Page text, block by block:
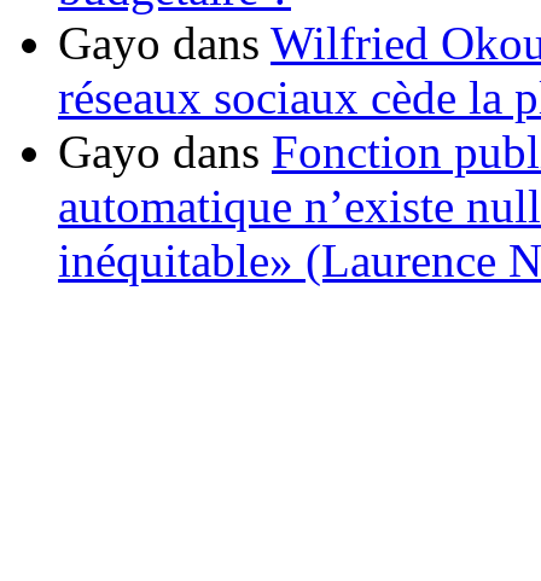
Gayo dans Wilfried
réseaux sociaux cède la
Gayo dans Fonction
automatique n’existe
inéquitable» (Laurence